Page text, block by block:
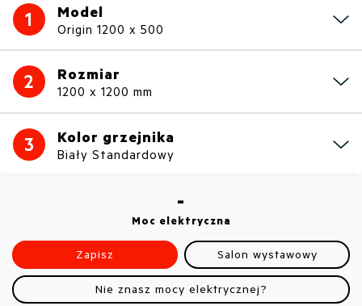
1 Model
Origin 1200 x 500
2 Rozmiar
1200 x 1200 mm
3 Kolor grzejnika
Biały Standardowy
-
Moc elektryczna
Zapisz Salon wystawowy
Nie znasz mocy elektrycznej?